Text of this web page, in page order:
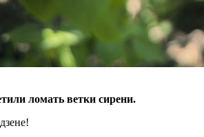
ломать ветки сирени.